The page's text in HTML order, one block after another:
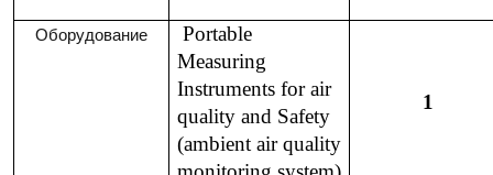
Оборудование
Portable
Measuring
Instruments for air
quality and Safety
(ambient air quality
1